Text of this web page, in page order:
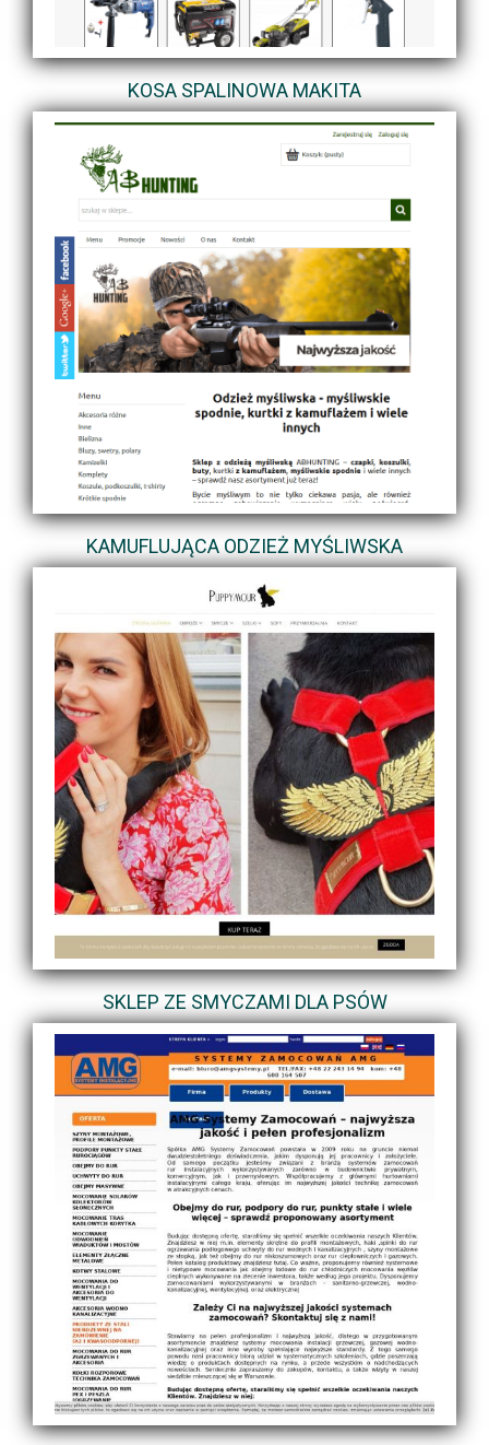
KOSA SPALINOWA MAKITA
KAMUFLUJĄCA ODZIEŻ MYŚLIWSKA
SKLEP ZE SMYCZAMI DLA PSÓW